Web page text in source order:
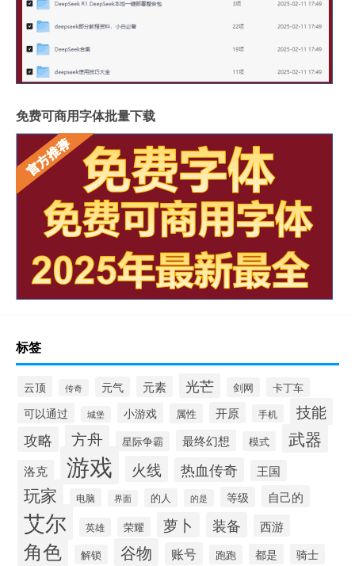
免费可商用字体批量下载
标签
云顶 传奇 元气 元素 光芒 剑网 卡丁车
可以通过 城堡 小游戏 属性 开原 手机 技能
攻略 方舟 星际争霸 最终幻想 模式 武器
洛克 游戏 火线 热血传奇 王国
玩家 电脑 界面 的人 的是 等级 自己的
艾尔 英雄 荣耀 萝卜 装备 西游
角色 解锁 谷物 账号 跑跑 都是 骑士